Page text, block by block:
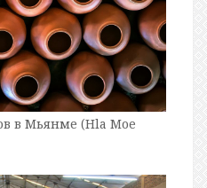
в Мьянме (Hla Moe